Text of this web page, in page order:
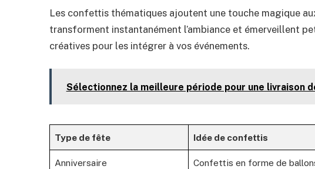
Les confettis thématiques ajoutent une touche magique
transforment instantanément l’ambiance et émerveillent
créatives pour les intégrer à vos événements.
Sélectionnez la meilleure période pour une livraison
Type de fête Idée de confettis
Anniversaire Confettis en forme de